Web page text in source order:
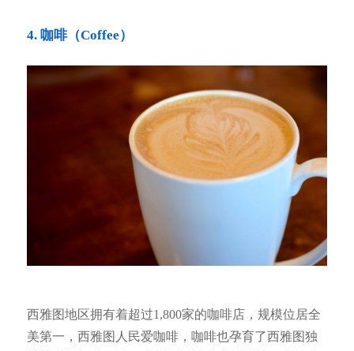
4. 咖啡（Coffee）
西雅图地区拥有着超过1,800家的咖啡店，规模位居全
美第一，西雅图人民爱咖啡，咖啡也孕育了西雅图独